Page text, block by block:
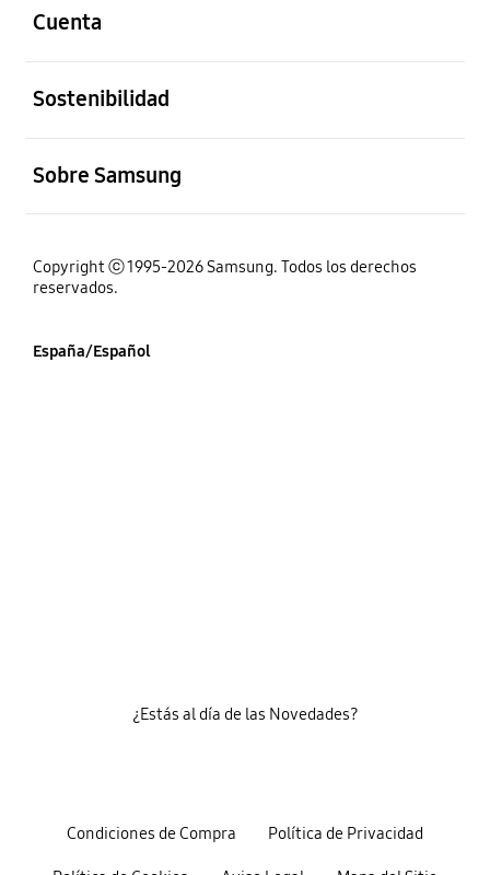
Cuenta
Sostenibilidad
Sobre Samsung
Copyright ⓒ 1995-2026 Samsung. Todos los derechos
reservados.
España/Español
Condiciones de Compra Política de Privacidad
¿Estás al día de las Novedades?